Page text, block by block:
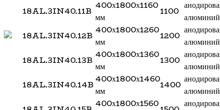
18AL.3IN40.11B 400х1800х1160
мм
1100
алюминий
18AL.3IN40.12B 400х1800х1260
мм
1200
алюминий
18AL.3IN40.13B 400х1800х1360
мм
1300
алюминий
18AL.3IN40.14B 400х1800х1460
мм
1400
алюминий
400х1800х1560